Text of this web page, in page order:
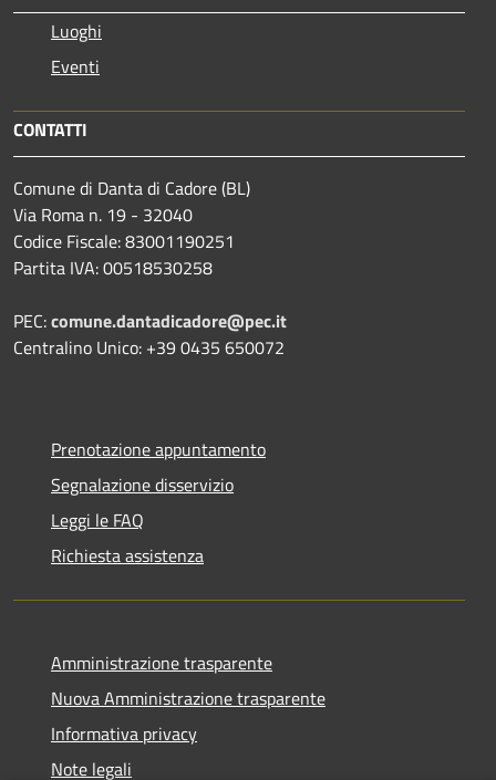
Luoghi
Eventi
CONTATTI
Comune di Danta di Cadore (BL)
Via Roma n. 19 - 32040
Codice Fiscale: 83001190251
Partita IVA: 00518530258
PEC:comune.dantadicadore@pec.it
Centralino Unico: +39 0435 650072
Prenotazione appuntamento
Segnalazione disservizio
Leggi le FAQ
Richiesta assistenza
Amministrazione trasparente
Nuova Amministrazione trasparente
Informativa privacy
Note legali